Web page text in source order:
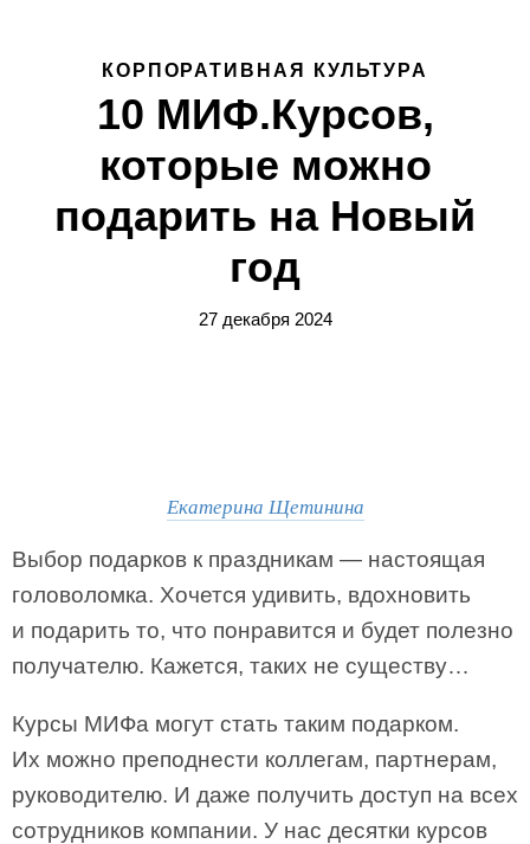
КОРПОРАТИВНАЯ КУЛЬТУРА
10 МИФ.Курсов,
которые можно
подарить на Новый
год
27 декабря 2024
Екатерина Щетинина
Выбор подарков к праздникам — настоящая
головоломка. Хочется удивить, вдохновить
и подарить то, что понравится и будет полезно
получателю. Кажется, таких не существу…
Курсы МИФа могут стать таким подарком.
Их можно преподнести коллегам, партнерам,
руководителю. И даже получить доступ на всех
сотрудников компании. У нас десятки курсов